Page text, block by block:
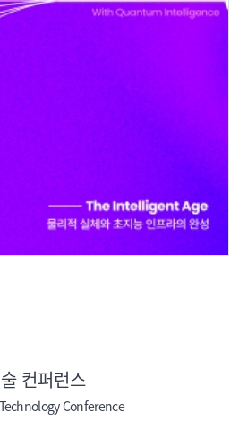
컨퍼런스
Conference